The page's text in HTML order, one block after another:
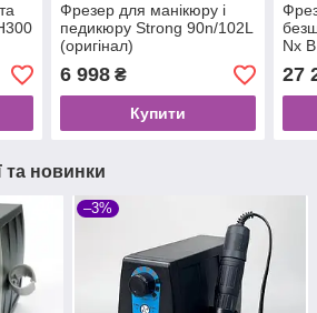
Фрезер для манікюру і
педикюру Strong 90n/102L
(оригінал)
6 998₴
Купити
Nx
27
та новинки
–3%